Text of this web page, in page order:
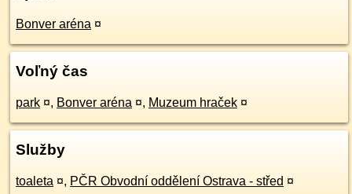
Bonver aréna ¤
Voľný čas
park ¤, Bonver aréna ¤, Muzeum hraček ¤
Služby
toaleta ¤, PČR Obvodní oddělení Ostrava - střed ¤